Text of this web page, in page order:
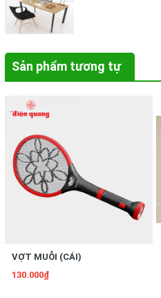
Sản phẩm tương tự
VỢT MUỖI (CÁI)
130.000₫